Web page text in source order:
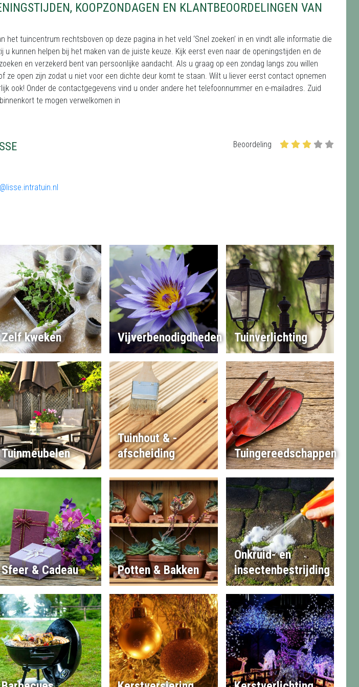
KOOPZONDAGEN EN KLANTBEOORDELINGEN VAN
het tuincentrum rechtsboven op deze pagina in het veld ‘Snel zoeken’ in en vindt alle informatie die
u kunnen helpen bij het maken van de juiste keuze. Kijk eerst even naar de openingstijden en de
en verzekerd bent van persoonlijke aandacht. Als u graag op een zondag langs zou willen
ze open zijn zodat u niet voor een dichte deur komt te staan. Wilt u liever eerst contact opnemen
ook! Onder de contactgegevens vind u onder andere het telefoonnummer en e-mailadres. Zuid
te mogen verwelkomen in
Beoordeling
Zelf kweken Vijverbenodigdheden Tuinverlichting
Tuinmeubelen
Tuinhout & -
afscheiding
Tuingereedschappen
Sfeer & Cadeau Potten & Bakken
Onkruid- en
insectenbestrijding